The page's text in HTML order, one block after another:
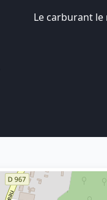
Le carburant